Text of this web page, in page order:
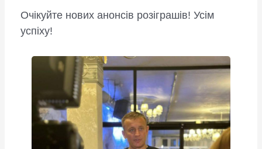
Очікуйте нових анонсів розіграшів! Усім
успіху!